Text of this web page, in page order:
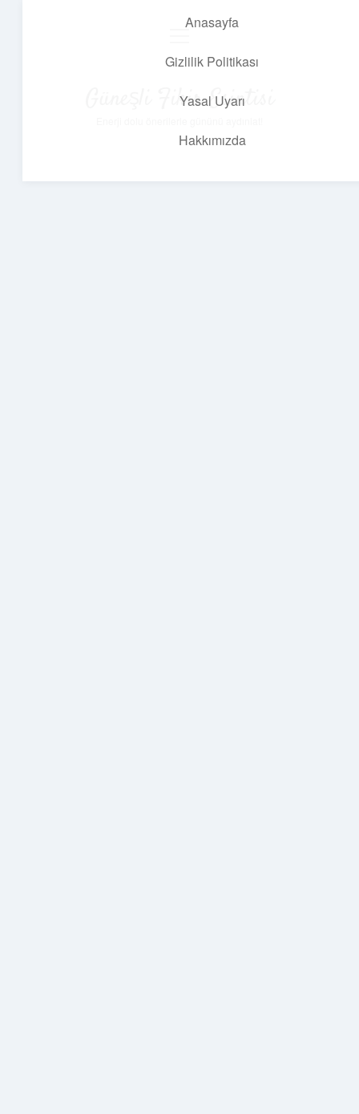
Anasayfa
Gizlilik Politikası
Yasal Uyarı
Hakkımızda
Güneşli Fikir Esintisi